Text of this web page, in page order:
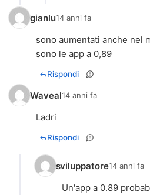
gianlu14 anni fa
sono aumentati anche nel
sono le app a 0,89
Rispondi
Waveal14 anni fa
Ladri
Rispondi
sviluppatore14 anni fa
Un'app a 0.89